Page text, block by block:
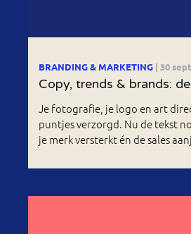
BRANDING & MARKETING | 30
Copy, trends & brands:
Je fotografie, je logo en art
puntjes verzorgd. Nu de tekst
je merk versterkt én de sales